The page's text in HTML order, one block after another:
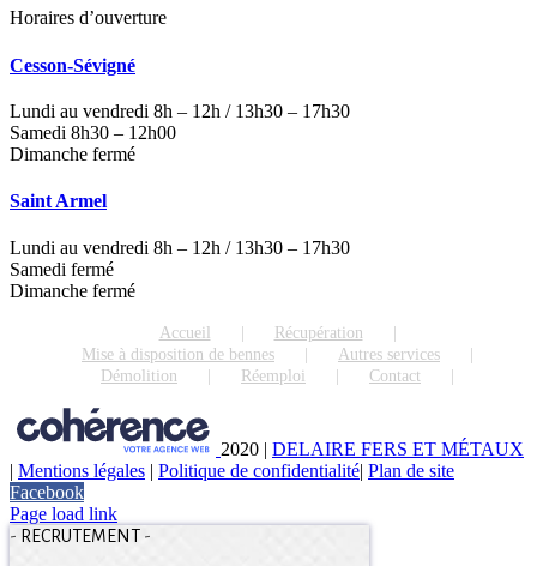
Horaires d’ouverture
Cesson-Sévigné
Lundi au vendredi 8h – 12h / 13h30 – 17h30
Samedi 8h30 – 12h00
Dimanche fermé
Saint Armel
Lundi au vendredi 8h – 12h / 13h30 – 17h30
Samedi fermé
Dimanche fermé
Accueil
Récupération
Mise à disposition de bennes
Autres services
Démolition
Réemploi Contact
2020 | DELAIRE FERS ET MÉTAUX
| Mentions légales | Politique de confidentialité| Plan de site
Facebook
Page load link
- RECRUTEMENT -